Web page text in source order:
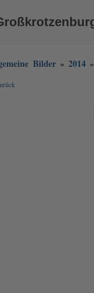
Bilder»2014